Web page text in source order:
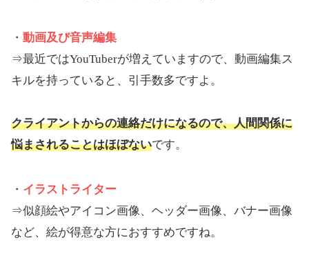
・ 動画及び音声編集
⇒最近ではYouTuberが増えていますので、動画編集ス
キルを持っていると、引手数多ですよ。
クライアントからの連絡だけになるので、人間関係に
悩まされることはほぼないです。
・ イラストライター
⇒似顔絵やアイコン画像、ヘッダー画像、バナー画像
など、絵が得意な方におすすめですね。